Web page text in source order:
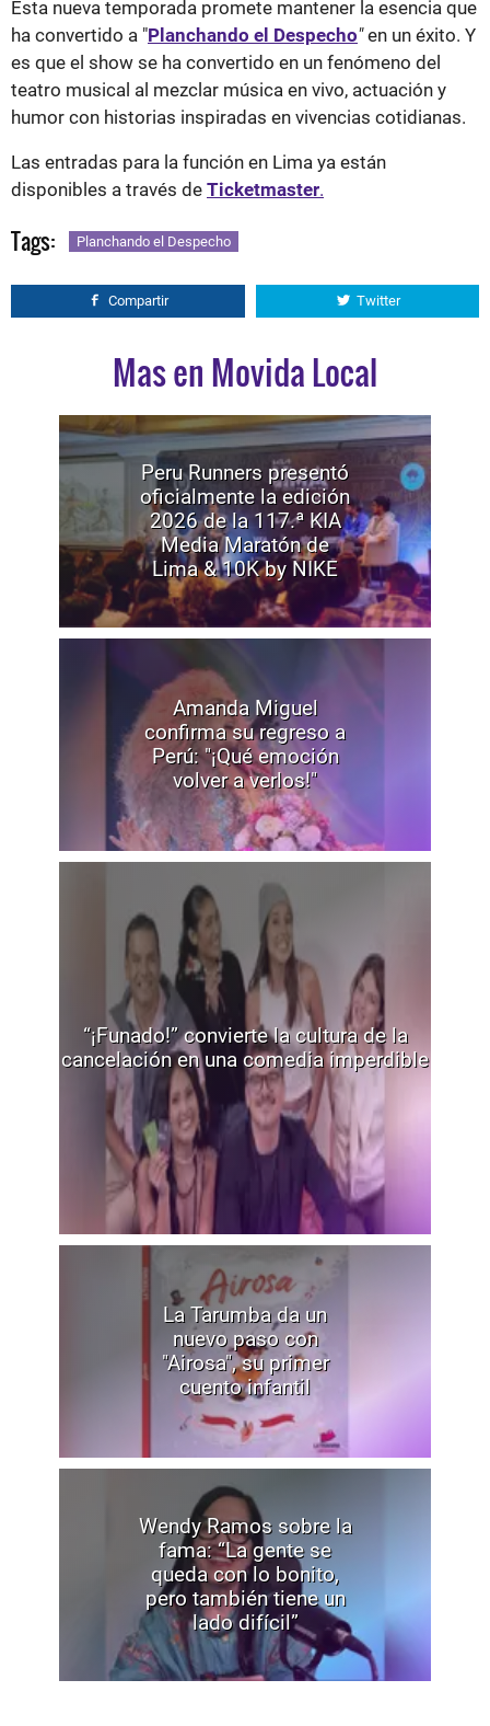
Esta nueva temporada promete mantener la esencia que
ha convertido a "Planchando el Despecho"en un éxito. Y
es que el show se ha convertido en un fenómeno del
teatro musical al mezclar música en vivo, actuación y
humor con historias inspiradas en vivencias cotidianas.
Las entradas para la función en Lima ya están
disponibles a través de Ticketmaster.
Tags: Planchando el Despecho
Compartir Twitter
Mas en Movida Local
Peru Runners presentó
oficialmente la edición
2026 de la 117.ª KIA
Media Maratón de
Lima & 10K by NIKE
Amanda Miguel
confirma su regreso a
Perú: "¡Qué emoción
volver a verlos!"
“¡Funado!” convierte la cultura de la
cancelación en una comedia imperdible
La Tarumba da un
nuevo paso con
"Airosa", su primer
cuento infantil
Wendy Ramos sobre la
fama: “La gente se
queda con lo bonito,
pero también tiene un
lado difícil”